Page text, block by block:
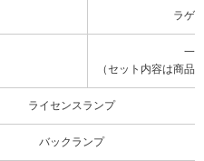
ラゲ
一
（セット内容は商品
ライセンスランプ
バックランプ